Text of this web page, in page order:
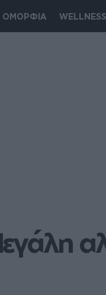
ΟΜΟΡΦΙΑ WELLNESS